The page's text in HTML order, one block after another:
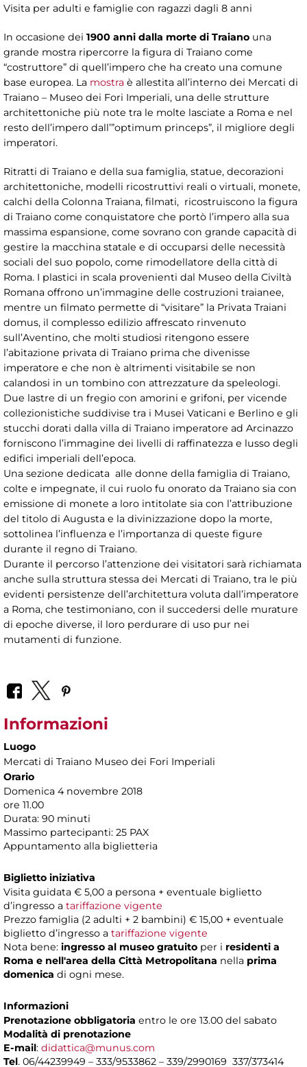
Visita per adulti e famiglie con ragazzi dagli 8 anni
In occasione dei 1900 anni dalla morte di Traiano una
grande mostra ripercorre la figura di Traiano come
“costruttore” di quell’impero che ha creato una comune
base europea. La mostra è allestita all’interno dei Mercati di
Traiano – Museo dei Fori Imperiali, una delle strutture
architettoniche più note tra le molte lasciate a Roma e nel
resto dell’impero dall’”optimum princeps”, il migliore degli
imperatori.
Ritratti di Traiano e della sua famiglia, statue, decorazioni
architettoniche, modelli ricostruttivi reali o virtuali, monete,
calchi della Colonna Traiana, filmati, ricostruiscono la figura
di Traiano come conquistatore che portò l’impero alla sua
massima espansione, come sovrano con grande capacità di
gestire la macchina statale e di occuparsi delle necessità
sociali del suo popolo, come rimodellatore della città di
Roma. I plastici in scala provenienti dal Museo della Civiltà
Romana offrono un’immagine delle costruzioni traianee,
mentre un filmato permette di “visitare” la Privata Traiani
domus, il complesso edilizio affrescato rinvenuto
sull’Aventino, che molti studiosi ritengono essere
l’abitazione privata di Traiano prima che divenisse
imperatore e che non è altrimenti visitabile se non
calandosi in un tombino con attrezzature da speleologi.
Due lastre di un fregio con amorini e grifoni, per vicende
collezionistiche suddivise tra i Musei Vaticani e Berlino e gli
stucchi dorati dalla villa di Traiano imperatore ad Arcinazzo
forniscono l’immagine dei livelli di raffinatezza e lusso degli
edifici imperiali dell’epoca.
Una sezione dedicata alle donne della famiglia di Traiano,
colte e impegnate, il cui ruolo fu onorato da Traiano sia con
emissione di monete a loro intitolate sia con l’attribuzione
del titolo di Augusta e la divinizzazione dopo la morte,
sottolinea l’influenza e l’importanza di queste figure
durante il regno di Traiano.
Durante il percorso l’attenzione dei visitatori sarà richiamata
anche sulla struttura stessa dei Mercati di Traiano, tra le più
evidenti persistenze dell’architettura voluta dall’imperatore
a Roma, che testimoniano, con il succedersi delle murature
di epoche diverse, il loro perdurare di uso pur nei
mutamenti di funzione.
Informazioni
Luogo
Mercati di Traiano Museo dei Fori Imperiali
Orario
Domenica 4 novembre 2018
ore 11.00
Durata: 90 minuti
Massimo partecipanti: 25 PAX
Appuntamento alla biglietteria
Biglietto iniziativa
Visita guidata € 5,00 a persona + eventuale biglietto
d’ingresso a tariffazione vigente
Prezzo famiglia (2 adulti + 2 bambini) € 15,00 + eventuale
biglietto d’ingresso a tariffazione vigente
Nota bene: ingresso al museo gratuito per i residenti a
Roma e nell'area della Città Metropolitana nella prima
domenica di ogni mese.
Informazioni
Prenotazione obbligatoria entro le ore 13.00 del sabato
Modalità di prenotazione
E-mail: didattica@munus.com
Tel. 06/44239949 – 333/9533862 – 339/2990169 337/373414